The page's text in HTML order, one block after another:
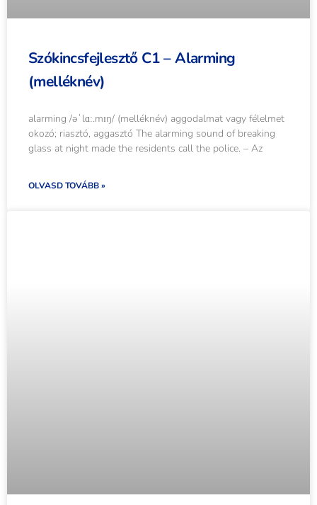
Szókincsfejlesztő C1 – Alarming
(melléknév)
alarming /əˈlɑː.mɪŋ/ (melléknév) aggodalmat vagy félelmet
okozó; riasztó, aggasztó The alarming sound of breaking
glass at night made the residents call the police. – Az
OLVASD TOVÁBB »